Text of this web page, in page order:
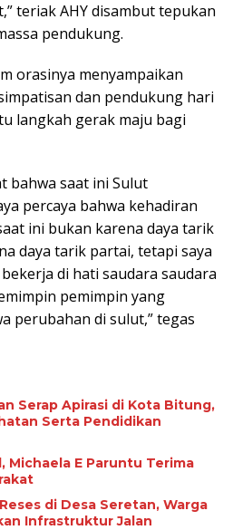
teriak AHY disambut tepukan
pendukung.
orasinya menyampaikan
dan pendukung hari
langkah gerak maju bagi
bahwa saat ini Sulut
percaya bahwa kehadiran
ini bukan karena daya tarik
daya tarik partai, tetapi saya
di hati saudara saudara
pemimpin yang
perubahan di sulut,” tegas
Serap Apirasi di Kota Bitung,
Pendidikan
Michaela E Paruntu Terima
di Desa Seretan, Warga
Infrastruktur Jalan